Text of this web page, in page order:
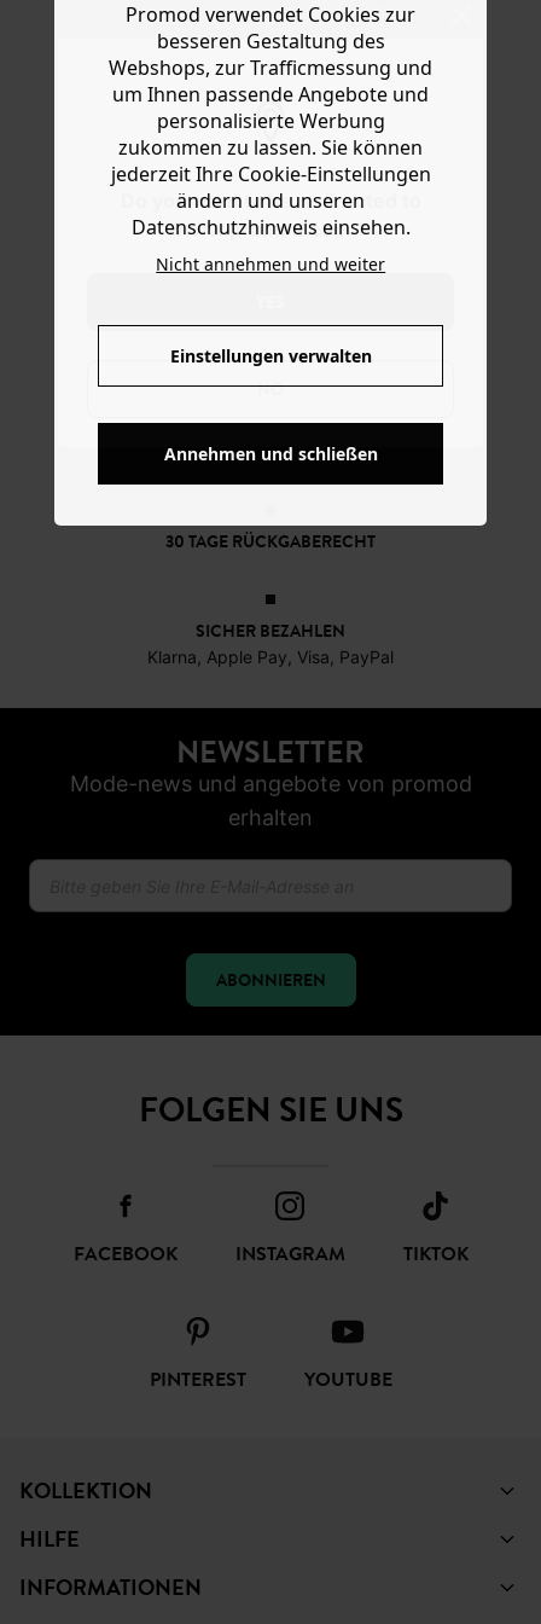
Do you want to be redirected to
www.promod.com ?
NO
Ware die Artikel zurückzuschicken oder umzutauschen.
ausgestellt geschnitten - für beschwingte Auftritte! Es ist
aus softem Jersey gearbeitet mit bügelfreien Permanent-
Plisseefalten, schmalen verstellbaren Trägern, V-
Ausschnitt vorn und hinten, Satin-Einfassungen und Ton
in Ton gehaltenen Nähten. Enthält recycelte Fasern.
KOSTENFREIE LIEFERUNG
Ab 60€*
30 TAGE RÜCKGABERECHT
SICHER BEZAHLEN
Klarna, Apple Pay, Visa, PayPal
NEWSLETTER
Mode-news und angebote von promod
erhalten
ABONNIEREN
FOLGEN SIE UNS
FACEBOOK INSTAGRAM TIKTOK
PINTEREST YOUTUBE
KOLLEKTION
HILFE
INFORMATIONEN
Promod verwendet Cookies zur
besseren Gestaltung des
Webshops, zur Trafficmessung und
um Ihnen passende Angebote und
personalisierte Werbung
zukommen zu lassen. Sie können
jederzeit Ihre Cookie-Einstellungen
ändern und unseren
Datenschutzhinweis einsehen.
Nicht annehmen und weiter
Einstellungen verwalten
Annehmen und schließen